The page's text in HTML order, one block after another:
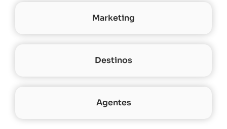
Marketing
Destinos
Agentes